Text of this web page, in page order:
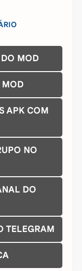
MOD
MOD
APK COM
NO
DO
TELEGRAM